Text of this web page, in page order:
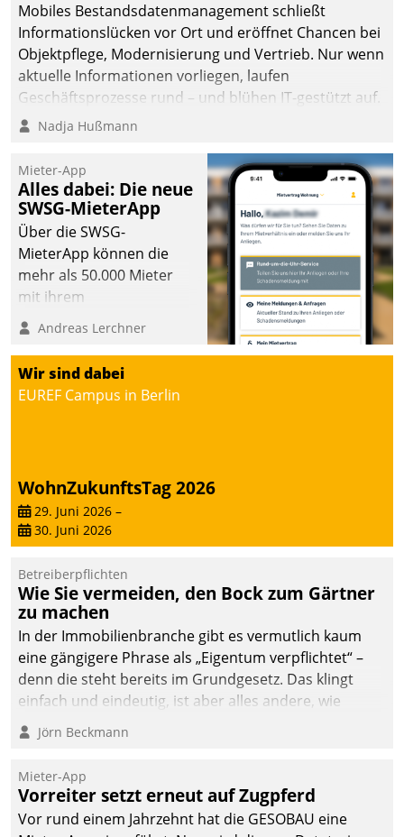
Mobiles Bestandsdatenmanagement schließt
Informationslücken vor Ort und eröffnet Chancen bei
Objektpflege, Modernisierung und Vertrieb. Nur wenn
aktuelle Informationen vorliegen, laufen
Geschäftsprozesse rund – und blühen IT-gestützt auf.
Nadja Hußmann
Mieter-App
Alles dabei: Die neue
SWSG-MieterApp
Über die SWSG-
MieterApp können die
mehr als 50.000 Mieter
mit ihrem
Wohnungsunternehmen
kommunizieren, auf dem
Laufenden bleiben, Daten
einsehen und ändern
oder
Andreas Lerchner
Wir sind dabei
EUREF Campus in Berlin
WohnZukunftsTag 2026
29. Juni 2026 –
30. Juni 2026
Betreiberpflichten
Wie Sie vermeiden, den Bock zum Gärtner
zu machen
In der Immobilienbranche gibt es vermutlich kaum
eine gängigere Phrase als „Eigentum verpflichtet“ –
denn die steht bereits im Grundgesetz. Das klingt
einfach und eindeutig, ist aber alles andere, wie
Branchenbeschäftigte wissen. Denn mit der
Verantwortung folgen Verpflichtungen.
Jörn Beckmann
Mieter-App
Vorreiter setzt erneut auf Zugpferd
Vor rund einem Jahrzehnt hat die GESOBAU eine